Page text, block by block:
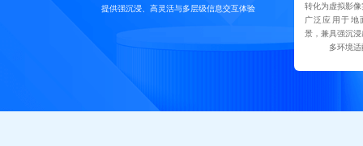
提供强沉浸、高灵活与多层级信息交互体验
转化为虚拟影
广泛应用于地
景，兼具强沉
多环境